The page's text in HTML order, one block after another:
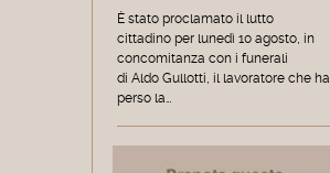
È stato proclamato il lutto
cittadino per lunedì 10 agosto, in
concomitanza con i funerali
di Aldo Gullotti, il lavoratore che ha
perso la…